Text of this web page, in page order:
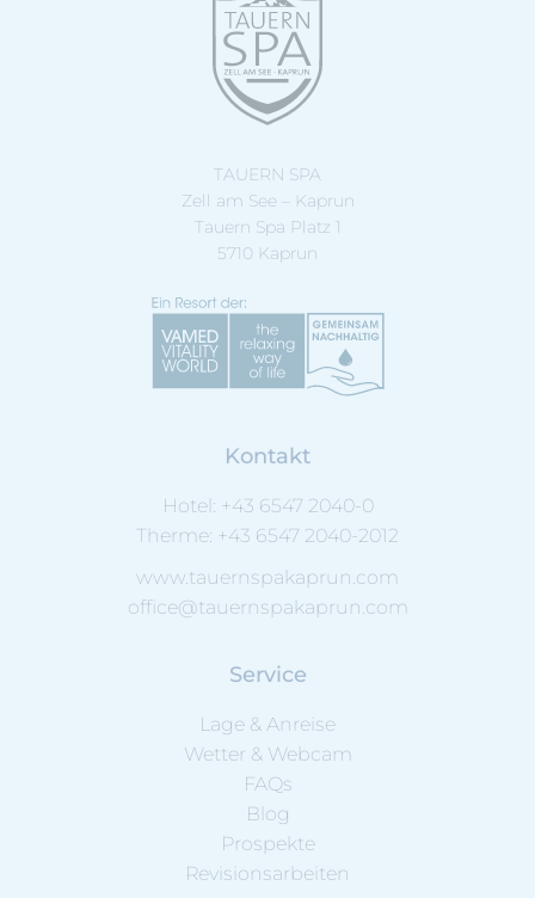
TAUERN SPA
Zell am See – Kaprun
Tauern Spa Platz 1
5710 Kaprun
Kontakt
Hotel: +43 6547 2040-0
Therme: +43 6547 2040-2012
www.tauernspakaprun.com
office@tauernspakaprun.com
Service
Lage & Anreise
Wetter & Webcam
FAQs
Blog
Prospekte
Revisionsarbeiten